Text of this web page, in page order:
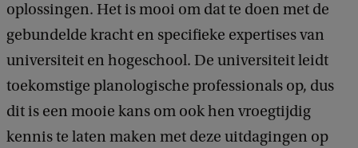
oplossingen. Het is mooi om dat te doen met de
gebundelde kracht en specifieke expertises van
universiteit en hogeschool. De universiteit leidt
toekomstige planologische professionals op, dus
dit is een mooie kans om ook hen vroegtijdig
kennis te laten maken met deze uitdagingen op